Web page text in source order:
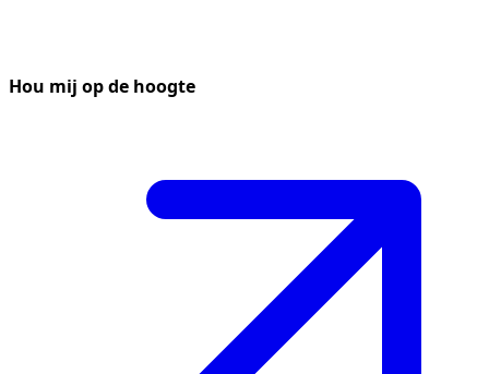
Hou mij op de hoogte